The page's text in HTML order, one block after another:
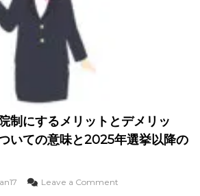
制にするメリットとデメリッ
いての意味と2025年選挙以降の
Leave a Commento